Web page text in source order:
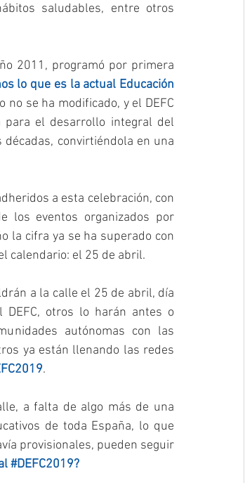
saludables, entre otros
2011, programó por primera
lo que es la actual Educación
no se ha modificado, y el DEFC
para el desarrollo integral del
convirtiéndola en una
a esta celebración, con
los eventos organizados por
la cifra ya se ha superado con
calendario: el 25 de abril.
a la calle el 25 de abril, día
DEFC, otros lo harán antes o
autónomas con las
ya están llenando las redes
.
a falta de algo más de una
de toda España, lo que
provisionales, pueden seguir
#DEFC2019?